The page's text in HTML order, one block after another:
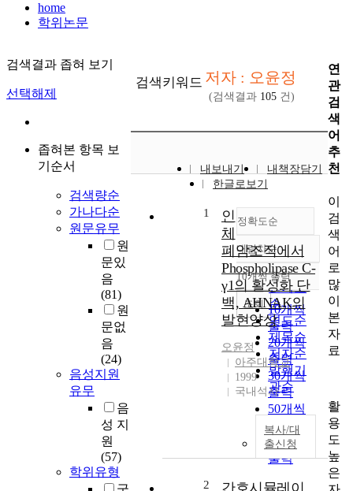
home
학위논문
검색결과 좁혀 보기
선택해제
좁혀본 항목 보
기순서
검색량순
가나다순
원문유무
원
문있
음
(81)
원
문없
음
(24)
음성지원
유무
음
성 지
원
(57)
학위유형
검색키워드 저자 : 오윤정
(검색결과 105 건)
내보내기
내책장담기
한글로보기
정확도순
정확도
순
인기도
순
연도순
제목순
저자순
발행기
관순
내림차순
내림차순
10개씩 출력
10개씩
출력
20개씩
출력
30개씩
출력
50개씩
출력
100개씩
출력
조회
1
인
체
폐암조직에서
Phospholipase C-
γ1의 활성화 단
백, AHNAK의
발현양상
오윤정
아주대학교
1999
국내석사
복사/대
출신청
2
연
관
검
색
어
추
천
이
검
색
어
로
많
이
본
자
료
활
용
도
높
은